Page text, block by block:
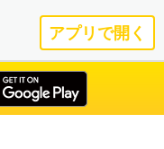
アプリで開く